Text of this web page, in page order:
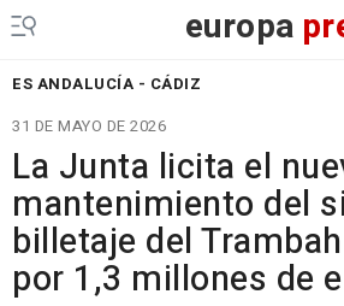
europa
ES ANDALUCÍA - CÁDIZ
31 DE MAYO DE 2026
La Junta licita el
mantenimiento del
billetaje del
por 1,3 millones de